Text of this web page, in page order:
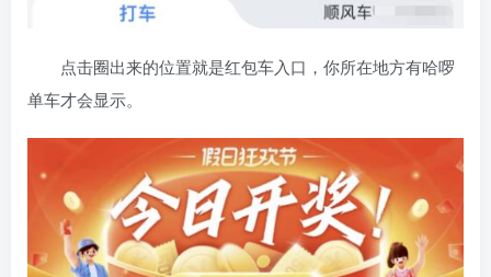
点击圈出来的位置就是红包车入口，你所在地方有哈啰
单车才会显示。